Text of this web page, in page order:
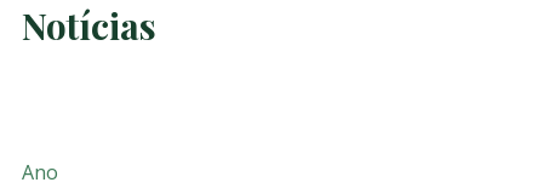
Notícias
Ano